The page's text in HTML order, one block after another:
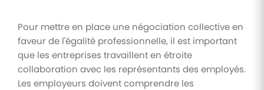
Pour mettre en place une négociation collective en
faveur de l'égalité professionnelle, il est important
que les entreprises travaillent en étroite
collaboration avec les représentants des employés.
Les employeurs doivent comprendre les